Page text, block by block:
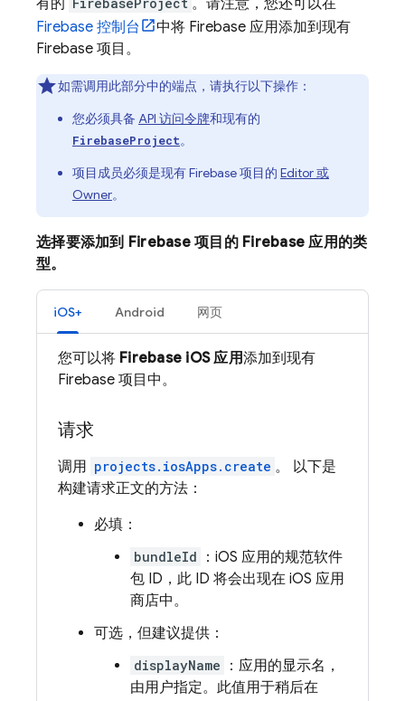
有的
。请注意，您还可以在
Firebase 控制台
中将 Firebase 应用添加到现有
Firebase 项目。
如需调用此部分中的端点，请执行以下操作：
您必须具备 API 访问令牌和现有的
FirebaseProject。
项目成员必须是现有 Firebase 项目的 Editor 或
Owner。
选择要添加到 Firebase 项目的 Firebase 应用的类
型。
iOS+ Android 网页
您可以将 Firebase iOS 应用添加到现有
Firebase 项目中。
请求
调用 projects.iosApps.create 。 以下是
构建请求正文的方法：
必填：
bundleId
：iOS 应用的规范软件
包 ID，此 ID 将会出现在 iOS 应用
商店中。
可选，但建议提供：
displayName
：应用的显示名，
由用户指定。此值用于稍后在